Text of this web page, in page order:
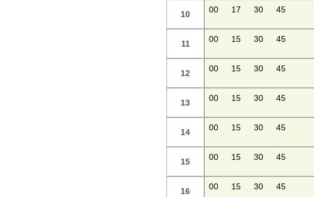
10 00 17 30 45
11 00 15 30 45
12 00 15 30 45
13 00 15 30 45
14 00 15 30 45
15 00 15 30 45
16 00 15 30 45